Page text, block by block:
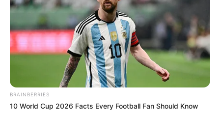
News
ΤΑ ΠΙΟ ΔΗΜΟΦΙΛΗ
BRAINBERRIES
10 World Cup 2026 Facts Every Football Fan Should Know